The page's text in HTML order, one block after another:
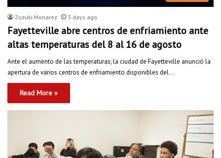
Zuzuki Monarez 3 days ago
Fayetteville abre centros de enfriamiento ante
altas temperaturas del 8 al 16 de agosto
Ante el aumento de las temperaturas, la ciudad de Fayetteville anunció la
apertura de varios centros de enfriamiento disponibles del…
Read More »